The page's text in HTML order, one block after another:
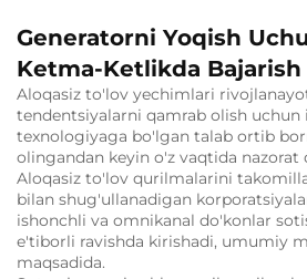
Generatorni Yoqish
Ketma-Ketlikda Bajarish
Aloqasiz to'lov yechimlari
tendentsiyalarni qamrab olish uchun
texnologiyaga bo'lgan talab ortib
olingandan keyin o'z vaqtida
Aloqasiz to'lov qurilmalarini
bilan shug'ullanadigan
ishonchli va omnikanal do'konlar
e'tiborli ravishda kirishadi, umumiy
maqsadida.